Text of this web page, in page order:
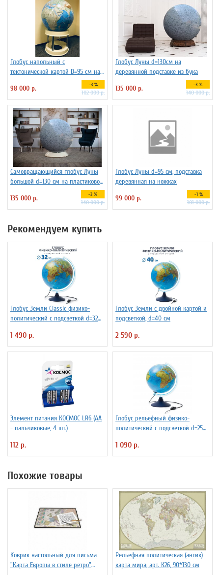
Глобус напольный с
тектонической картой D=95 см на
98 000 р. -3 %
102 000 р.
Глобус Луны d=130см на
деревянной подставке из бука
135 000 р.
-3 %
140 000 р.
Самовращающийся глобус Луны
большой d=130 см на пластиковой
135 000 р. -3 %
140 000 р.
Глобус Луны d=95 см, подставка
деревянная на ножках
99 000 р.
-1 %
101 000 р.
Рекомендуем купить
Глобус Земли Classic физико-
политический с подсветкой d=32
1 490 р.
Глобус Земли с двойной картой и
подсветкой, d=40 см
2 590 р.
Элемент питания КОСМОС LR6 (АА
- пальчиковые, 4 шт.)
112 р.
Глобус рельефный физико-
политический с подсветкой d=25
1 090 р.
Похожие товары
Коврик настольный для письма
"Карта Европы в стиле ретро"
Рельефная политическая (антик)
карта мира, арт. К26, 90*130 см